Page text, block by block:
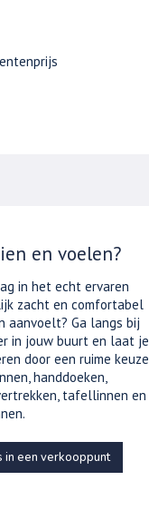
en voelen?
in het echt ervaren
zacht en comfortabel
aanvoelt? Ga langs bij
in jouw buurt en laat je
door een ruime keuze
handdoeken,
tafellinnen en
in een verkooppunt